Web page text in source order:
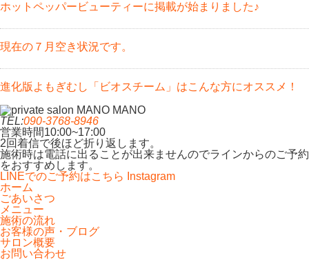
ホットペッパービューティーに掲載が始まりました♪
現在の７月空き状況です。
進化版よもぎむし「ビオスチーム」はこんな方にオススメ！
TEL:090-3768-8946
営業時間10:00~17:00
2回着信で後ほど折り返します。
施術時は電話に出ることが出来ませんのでラインからのご予約
をおすすめします。
LINEでのご予約はこちら
Instagram
ホーム
ごあいさつ
メニュー
施術の流れ
お客様の声・ブログ
サロン概要
お問い合わせ